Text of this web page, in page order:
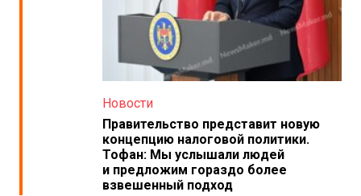
Новости
Правительство представит новую
концепцию налоговой политики.
Тофан: Мы услышали людей
и предложим гораздо более
взвешенный подход